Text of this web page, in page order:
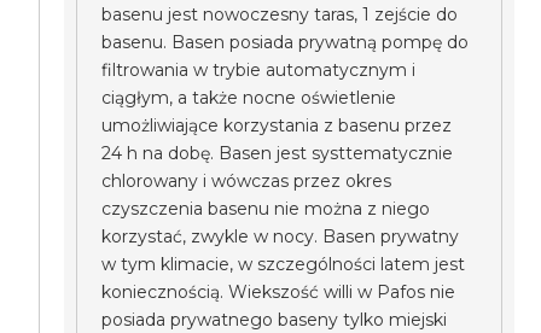
basenu jest nowoczesny taras, 1 zejście do
basenu. Basen posiada prywatną pompę do
filtrowania w trybie automatycznym i
ciągłym, a także nocne oświetlenie
umożliwiające korzystania z basenu przez
24 h na dobę. Basen jest systtematycznie
chlorowany i wówczas przez okres
czyszczenia basenu nie można z niego
korzystać, zwykle w nocy. Basen prywatny
w tym klimacie, w szczególności latem jest
koniecznością. Wiekszość willi w Pafos nie
posiada prywatnego baseny tylko miejski